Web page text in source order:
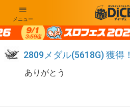
メニュー
2809メダル(5618G) 獲得！
ありがとう